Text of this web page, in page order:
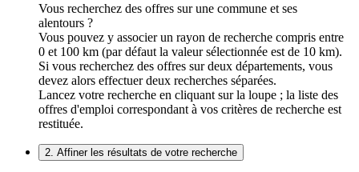
Vous recherchez des offres sur une commune et ses
alentours ?
Vous pouvez y associer un rayon de recherche compris entre
0 et 100 km (par défaut la valeur sélectionnée est de 10 km).
Si vous recherchez des offres sur deux départements, vous
devez alors effectuer deux recherches séparées.
Lancez votre recherche en cliquant sur la loupe ; la liste des
offres d'emploi correspondant à vos critères de recherche est
restituée.
2. Affiner les résultats de votre recherche